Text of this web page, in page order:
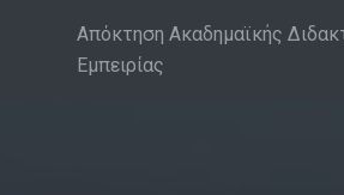
Απόκτηση Ακαδημαϊκής
Εμπειρίας